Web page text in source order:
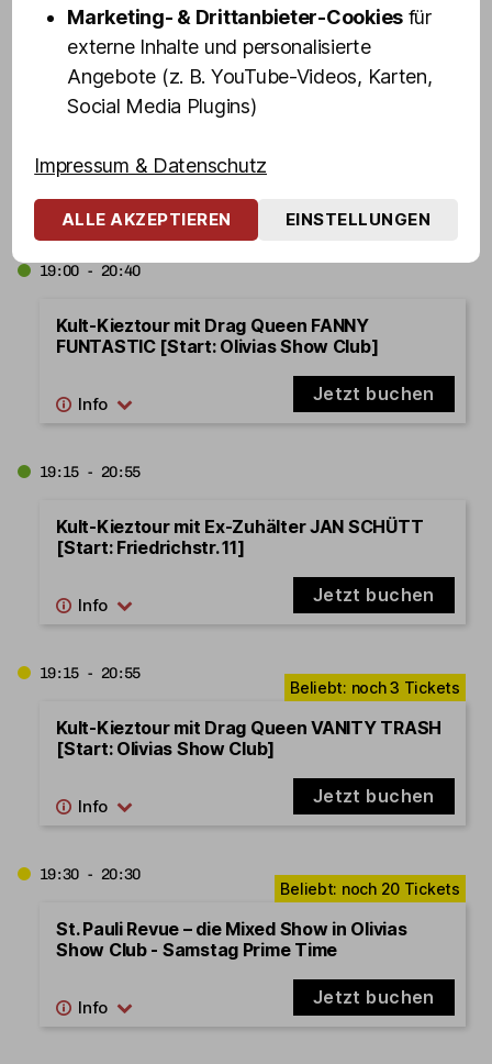
18:45 - 20:25
Kult-Kieztour mit Türsteher DENNIS SCHMIDT
19:00 - 20:40
Kult-Kieztour mit Drag Queen FANNY
FUNTASTIC [Start: Olivias Show Club]
Jetzt buchen
19:15 - 20:55
Kult-Kieztour mit Ex-Zuhälter JAN SCHÜTT
[Start: Friedrichstr. 11]
Jetzt buchen
19:15 - 20:55
Kult-Kieztour mit Drag Queen VANITY TRASH
[Start: Olivias Show Club]
Jetzt buchen
19:30 - 20:30
St. Pauli Revue – die Mixed Show in Olivias
Show Club - Samstag Prime Time
Jetzt buchen
Marketing- & Drittanbieter-Cookies für
externe Inhalte und personalisierte
Angebote (z. B. YouTube-Videos, Karten,
Social Media Plugins)
Impressum & Datenschutz
ALLE AKZEPTIEREN EINSTELLUNGEN